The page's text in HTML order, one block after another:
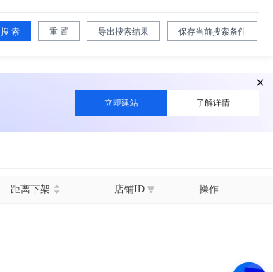
搜 索 重 置 导出搜索结果 保存当前搜索条件
立即建站 了解详情
距离下架 店铺ID 操作